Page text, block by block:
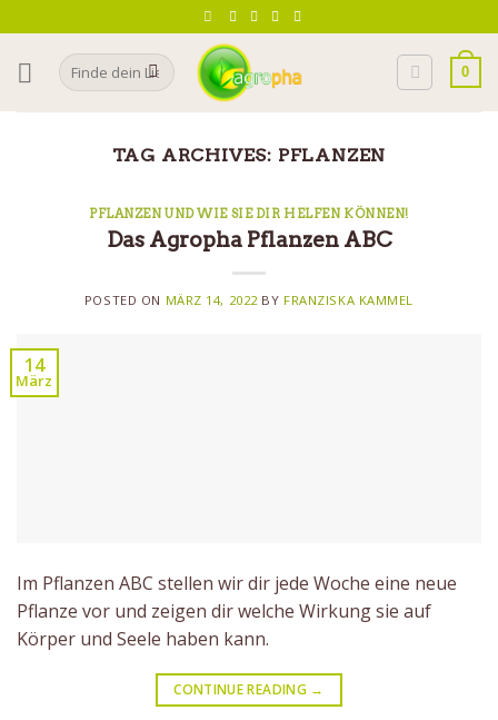
to
contentSearch
for:
0
TAG ARCHIVES: PFLANZEN
PFLANZEN UND WIE SIE DIR HELFEN KÖNNEN!
Das Agropha Pflanzen ABC
POSTED ON MÄRZ 14, 2022 BY FRANZISKA KAMMEL
14
März
Im Pflanzen ABC stellen wir dir jede Woche eine neue
Pflanze vor und zeigen dir welche Wirkung sie auf
Körper und Seele haben kann.
CONTINUE READING →